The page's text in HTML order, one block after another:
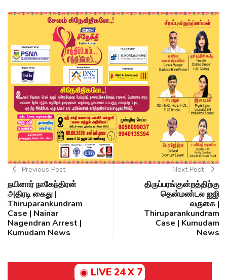
Previous Post
நயினார் நாகேந்திரன்
அதிரடி கைது |
Thiruparankundram
Case | Nainar
Nagendran Arrest |
Kumudam News
Next Post
திருப்பரங்குன்றத்திற்கு
தென்மண்டல ஐஜி
வருகை |
Thiruparankundram
Case | Kumudam
News
LIVE 24 X 7